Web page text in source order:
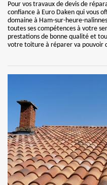
Pour vos travaux de devis de
confiance à Euro Daken qui vous
domaine à Ham-sur-heure-
toutes ses compétences à votre
prestations de bonne qualité et
votre toiture à réparer va pouvoir